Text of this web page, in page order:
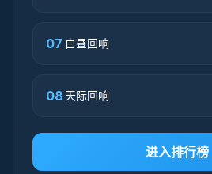
07 白昼回响
08 天际回响
进入排行榜